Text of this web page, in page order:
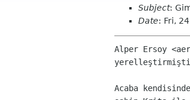
Subject:
Date: Fri,
Alper Ersoy
Acaba